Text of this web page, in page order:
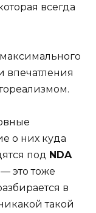
всегда
о них куда
под NDA
это тоже
в
такой